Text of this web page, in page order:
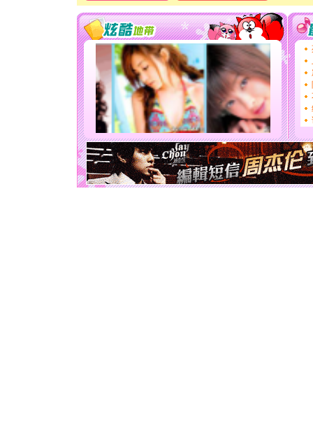
卖了。水
[春节]风
颜！冬
道一声平
[春节]
传
片叶子
送你一
[圣诞节]
你太多
要平安
[圣诞节]
能正大光
天都要快
[圣诞节]
如意,快
[元旦]看